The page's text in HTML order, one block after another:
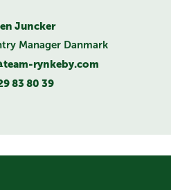
Juncker
Manager Danmark
rynkeby.com
83 80 39